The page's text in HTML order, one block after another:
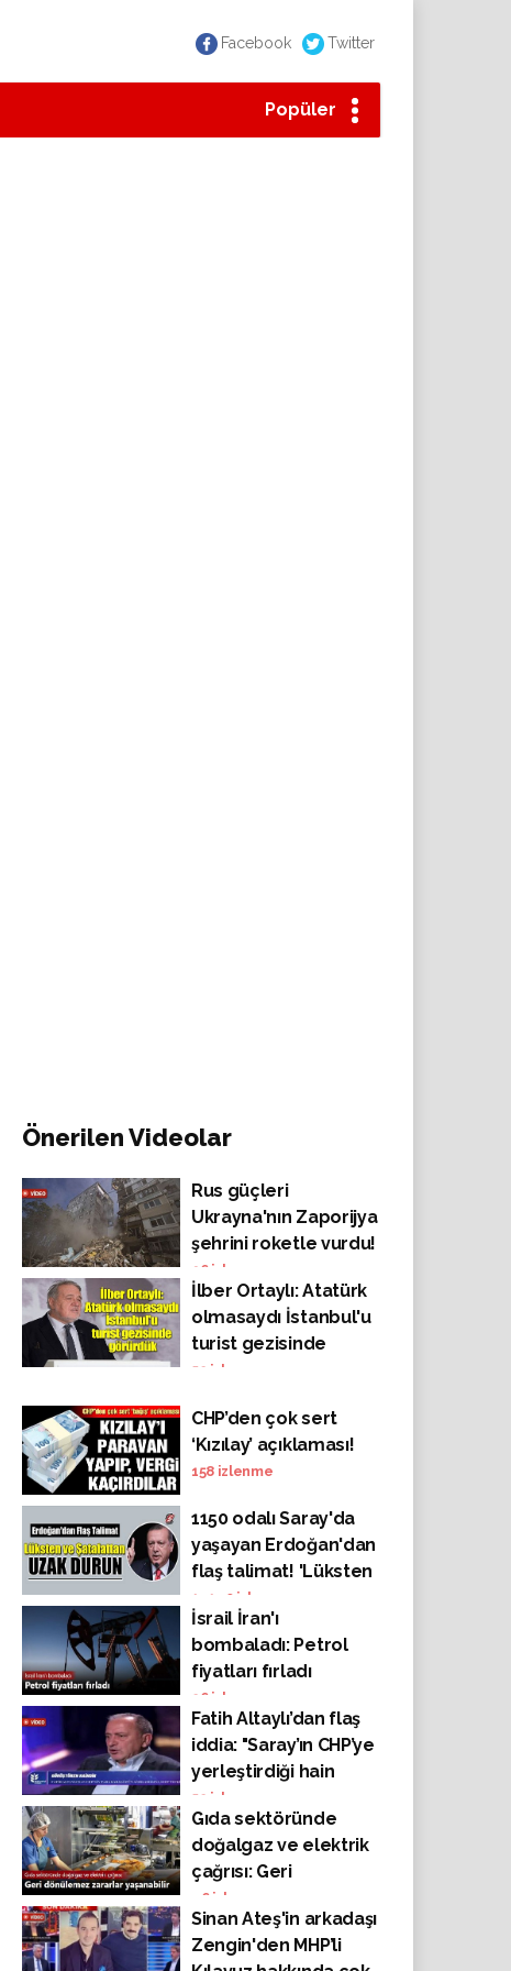
Facebook Twitter
Popüler
Önerilen Videolar
Rus güçleri
Ukrayna'nın Zaporijya
şehrini roketle vurdu!
Çok sayıda ölü ve
yaralı var
96 izlenme
İlber Ortaylı: Atatürk
olmasaydı İstanbul'u
turist gezisinde
görürdük
52 izlenme
CHP’den çok sert
‘Kızılay’ açıklaması!
158 izlenme
1150 odalı Saray'da
yaşayan Erdoğan'dan
flaş talimat! 'Lüksten
ve şatafattan uzak
durun'
14140 izlenme
İsrail İran'ı
bombaladı: Petrol
fiyatları fırladı
26 izlenme
Fatih Altaylı’dan flaş
iddia: "Saray’ın CHP’ye
yerleştirdiği hain
odur"
52 izlenme
Gıda sektöründe
doğalgaz ve elektrik
çağrısı: Geri
dönülemez zararlar
yaşanabilir
46 izlenme
Sinan Ateş'in arkadaşı
Zengin'den MHP’li